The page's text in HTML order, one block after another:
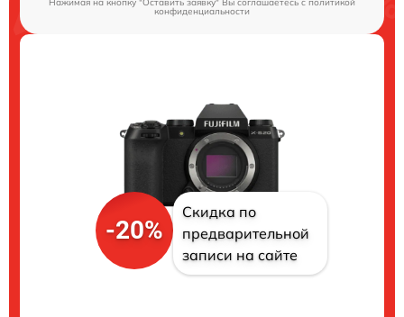
Нажимая на кнопку "Оставить заявку" Вы соглашаетесь c политикой
конфиденциальности
-20%
Скидка по
предварительной
записи на сайте